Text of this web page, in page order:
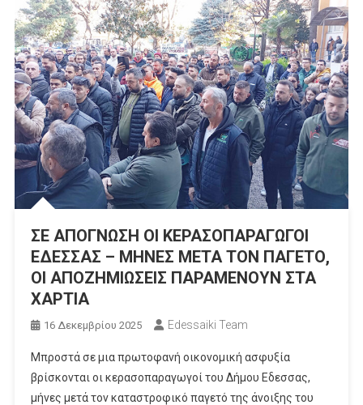
ΣΕ ΑΠΟΓΝΩΣΗ ΟΙ ΚΕΡΑΣΟΠΑΡΑΓΩΓΟΙ
ΕΔΕΣΣΑΣ – ΜΗΝΕΣ ΜΕΤΑ ΤΟΝ ΠΑΓΕΤΟ,
ΟΙ ΑΠΟΖΗΜΙΩΣΕΙΣ ΠΑΡΑΜΕΝΟΥΝ ΣΤΑ
ΧΑΡΤΙΑ
16 Δεκεμβρίου 2025 Edessaiki Team
Μπροστά σε μια πρωτοφανή οικονομική ασφυξία
βρίσκονται οι κερασοπαραγωγοί του Δήμου Εδεσσας,
μήνες μετά τον καταστροφικό παγετό της άνοιξης του